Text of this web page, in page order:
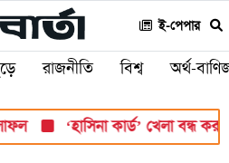
ই-পেপার
রাজনীতি বিশ্ব অর্থ-
‘হাসিনা কার্ড’ খেলা বন্ধ করতে